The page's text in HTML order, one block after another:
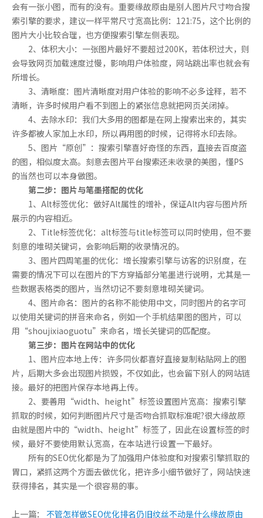
会有一张小图，而有的没有。重要缘故原由是别人图片尺寸吻合搜
索引擎的要求，建议一样平常尺寸宽高比例：121:75，这个比例的
图片大小比较合理，也方便搜索引擎左侧表现。
2、体积大小：一张图片最好不要超过200K，若体积过大，则
会导致网页加载速度过慢，影响用户体验度，网站跳出率也就会有
所增长。
3、清晰度：图片清晰度对用户体验的影响不必多诠释，若不
清晰，许多时候用户看不到图上的紧张信息就把网页关闭掉。
4、去除水印：我们大多用的图都是在网上搜索出来的，其实
许多都被人家加上水印，所以再用图的时候，记得将水印去除。
5、图片“原创”：搜索引擎喜好奇怪的东西，直接去百度盗
的图，相似度太高。刻意去图片平台搜索还未收录的美图，懂PS
的当然也可以本身做图。
第二步：图片与笔墨搭配的优化
1、Alt标签优化：做好Alt属性的增补，保证Alt内容与图片所
展示的内容相近。
2、Title标签优化：alt标签与title标签可以同时使用，但不要
刻意的堆砌关键词，会影响后期的收录情况的。
3、图片四周笔墨的优化：增长搜索引擎与访客的识别度，在
需要的情况下可以在图片的下方穿插部分笔墨进行说明，尤其是一
些数据表格类的图片，当然切记不要刻意堆砌关键词。
4、图片命名：图片的名称不能使用中文，同时图片的名字可
以使用关键词的拼音来命名，例如一个手机结果图的图片，可以
用“shoujixiaoguotu”来命名，增长关键词的匹配度。
第三步：图片在网站中的优化
1、图片应本地上传：许多同伙都喜好直接复制粘贴网上的图
片，后期大多会出现图片损毁，不仅如此，也会留下别人的网站链
接。最好的把图片保存本地再上传。
2、要善用“width、height”标签设置图片宽高：搜索引擎
抓取的时候，如何判断图片尺寸是否吻合抓取标准呢?很大缘故原
由就是图片中的“width、height”标签了，因此在设置标签的时
候，最好不要使用默认宽高，在本站进行设置一下最好。
所有的SEO优化都是为了加强用户体验度和对搜索引擎抓取的
胃口，紧抓这两个方面去做优化，把许多小细节做好了，网站快速
获得排名，其实是一个很容易的事。
上一篇： 不管怎样做SEO优化排名仍旧纹丝不动是什么缘故原由